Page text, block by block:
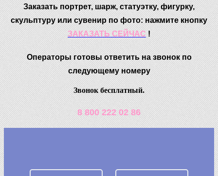
Заказать портрет, шарж, статуэтку, фигурку,
скульптуру или сувенир по фото: нажмите кнопку
ЗАКАЗАТЬ СЕЙЧАС !
Операторы готовы ответить на звонок по
следующему номеру
Звонок бесплатный.
8 800 222 02 86